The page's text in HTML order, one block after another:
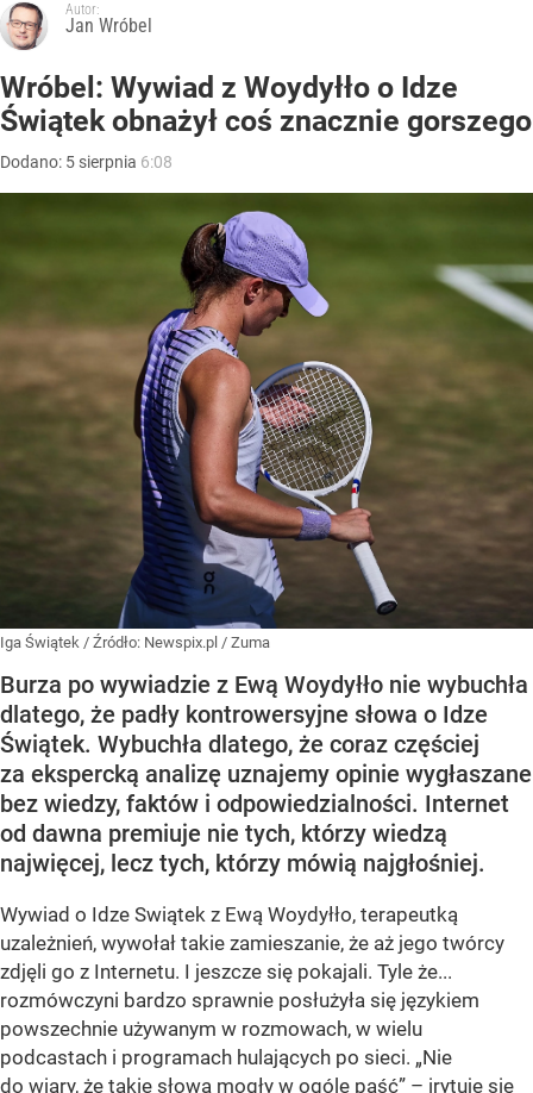
Autor:
Jan Wróbel
Wróbel: Wywiad z Woydyłło o Idze
Świątek obnażył coś znacznie gorszego
Dodano: 5 sierpnia 6:08
Iga Świątek / Źródło: Newspix.pl / Zuma
Burza po wywiadzie z Ewą Woydyłło nie wybuchła
dlatego, że padły kontrowersyjne słowa o Idze
Świątek. Wybuchła dlatego, że coraz częściej
za ekspercką analizę uznajemy opinie wygłaszane
bez wiedzy, faktów i odpowiedzialności. Internet
od dawna premiuje nie tych, którzy wiedzą
najwięcej, lecz tych, którzy mówią najgłośniej.
Wywiad o Idze Swiątek z Ewą Woydyłło, terapeutką
uzależnień, wywołał takie zamieszanie, że aż jego twórcy
zdjęli go z Internetu. I jeszcze się pokajali. Tyle że...
rozmówczyni bardzo sprawnie posłużyła się językiem
powszechnie używanym w rozmowach, w wielu
podcastach i programach hulających po sieci. „Nie
do wiary, że takie słowa mogły w ogóle paść” – irytuje się